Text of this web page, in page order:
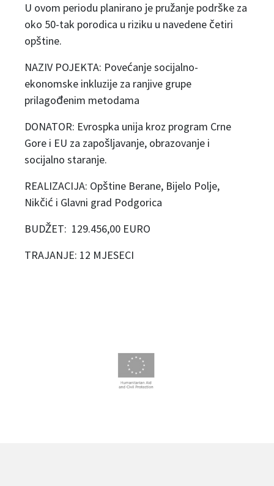
U ovom periodu planirano je pružanje podrške za
oko 50-tak porodica u riziku u navedene četiri
opštine.
NAZIV POJEKTA: Povećanje socijalno-
ekonomske inkluzije za ranjive grupe
prilagođenim metodama
DONATOR: Evrospka unija kroz program Crne
Gore i EU za zapošljavanje, obrazovanje i
socijalno staranje.
REALIZACIJA: Opštine Berane, Bijelo Polje,
Nikčić i Glavni grad Podgorica
BUDŽET: 129.456,00 EURO
TRAJANJE: 12 MJESECI